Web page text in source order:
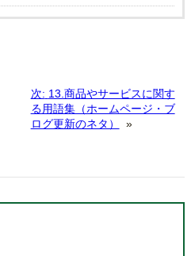
次: 13.商品やサービスに関す
る用語集（ホームページ・ブ
ログ更新のネタ）
»